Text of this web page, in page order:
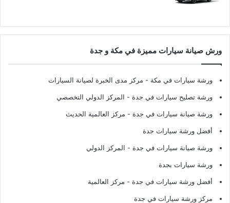
ورش صيانة سيارات مميزة في مكة و جدة
ورشة سيارات في مكة - مركز مدى الخبرة لصيانة السيارات
ورشة تصليح سيارات في جدة - المركز الدولي التخصصي
ورشة صيانة سيارات في جدة - مركز العالمية الحديث
أفضل ورشة سيارات جدة
ورشة صيانة سيارات في جدة - المركز الدولي
ورشة سيارات بجدة
أفضل ورشة سيارات في جدة - مركز العالمية
مركز ورشة سيارات في جدة